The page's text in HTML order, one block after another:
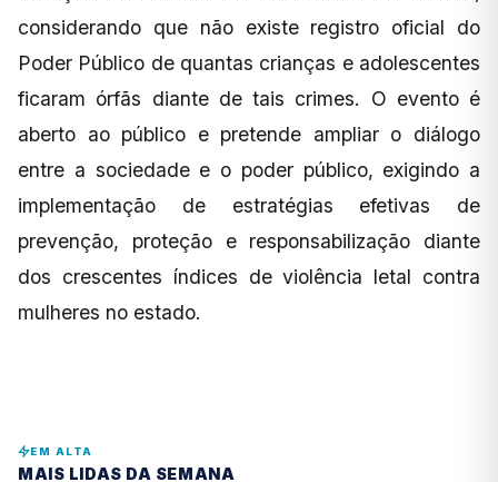
considerando que não existe registro oficial do
Poder Público de quantas crianças e adolescentes
ficaram órfãs diante de tais crimes. O evento é
aberto ao público e pretende ampliar o diálogo
entre a sociedade e o poder público, exigindo a
implementação de estratégias efetivas de
prevenção, proteção e responsabilização diante
dos crescentes índices de violência letal contra
mulheres no estado.
EM ALTA
MAIS LIDAS DA SEMANA